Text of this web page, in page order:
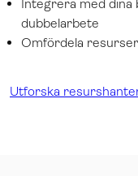
Integrera med
dubbelarbete
Omfördela
Utforska